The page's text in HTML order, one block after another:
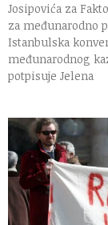
Josipovića za
za međunarodno
Istanbulska
međunarodnog
potpisuje Jelena